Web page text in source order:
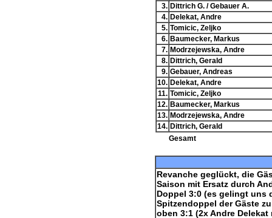
3. Dittrich G. / Gebauer A.
4. Delekat, Andre
5. Tomicic, Zeljko
6. Baumecker, Markus
7. Modrzejewska, Andre
8. Dittrich, Gerald
9. Gebauer, Andreas
10. Delekat, Andre
11. Tomicic, Zeljko
12. Baumecker, Markus
13. Modrzejewska, Andre
14. Dittrich, Gerald
Gesamt
Revanche geglückt, die
Saison mit Ersatz durch
Doppel 3:0 (es gelingt uns
Spitzendoppel der Gäste
oben 3:1 (2x Andre